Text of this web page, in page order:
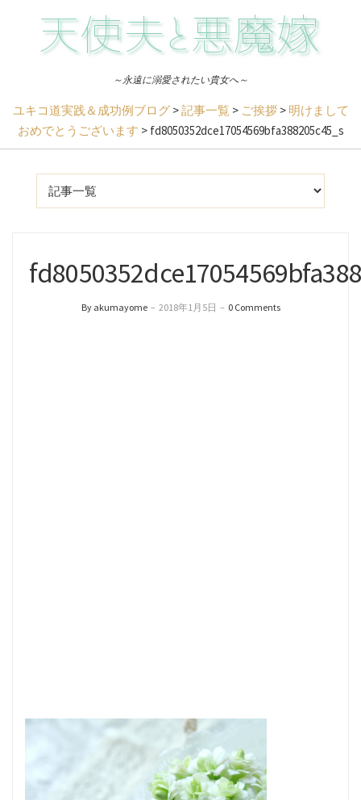
～永遠に溺愛されたい貴女へ～
ユキコ道実践＆成功例ブログ>記事一覧 > ご挨拶> 明けまして
おめでとうございます > fd8050352dce17054569bfa388205c45_s
By akumayome – 2018年1月5日 – 0 Comments